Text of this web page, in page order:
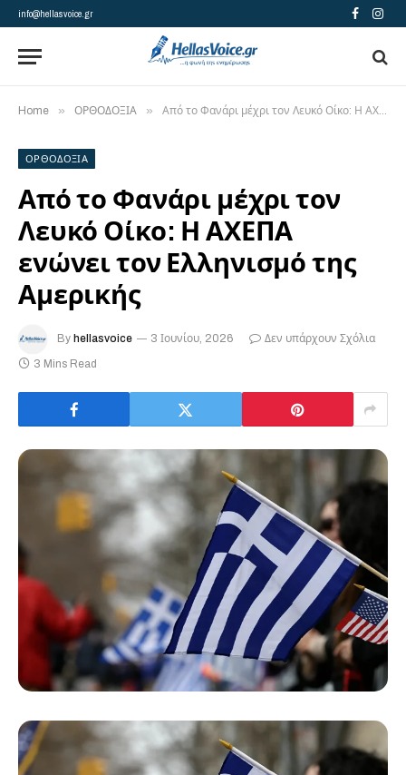
info@hellasvoice.gr Facebook
Home » ΟΡΘΟΔΟΞΙΑ » Από το Φανάρι μέχρι τον Λευκό Οίκο: Η ΑΧΕΠΑ ενώνει τον Ελληνισμό της Αμερικής
ΟΡΘΟΔΟΞΙΑ
Από το Φανάρι μέχρι τον
Λευκό Οίκο: Η ΑΧΕΠΑ
ενώνει τον Ελληνισμό της
Αμερικής
By hellasvoice 3 Ιουνίου, 2026
Δεν υπάρχουν Σχόλια
3 Mins Read